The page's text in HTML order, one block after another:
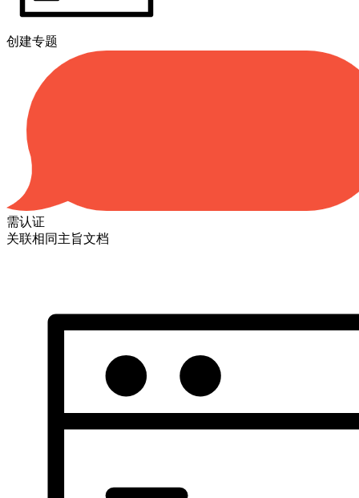
创建专题
需认证
关联相同主旨文档